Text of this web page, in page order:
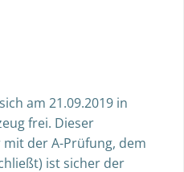
am 21.09.2019 in
frei. Dieser
der A-Prüfung, dem
ist sicher der